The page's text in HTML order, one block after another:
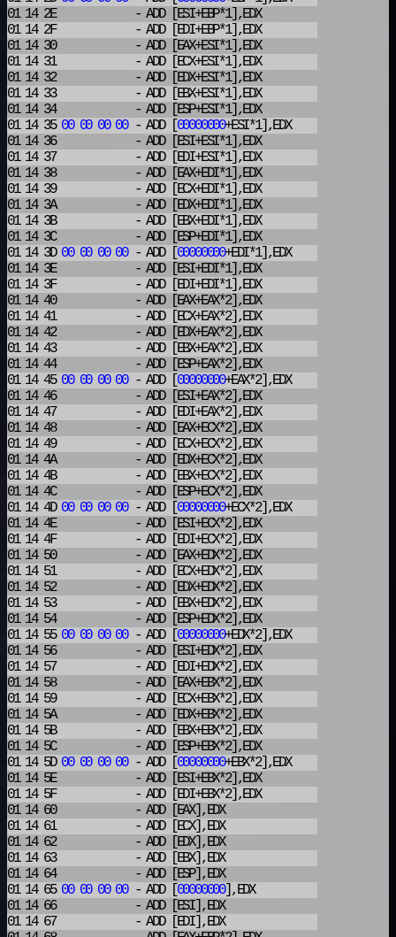
01 14 2E
- ADD[ESI+EBP*1],EDX
01 14 2F
- ADD[EDI+EBP*1],EDX
01 14 30
- ADD[EAX+ESI*1],EDX
01 14 31
- ADD[ECX+ESI*1],EDX
01 14 32
- ADD[EDX+ESI*1],EDX
01 14 33
- ADD[EBX+ESI*1],EDX
01 14 34
- ADD[ESP+ESI*1],EDX
01 14 35 00 00 00 00- ADD[ 00000000+ESI*1],EDX
01 14 36
- ADD[ESI+ESI*1],EDX
01 14 37
- ADD[EDI+ESI*1],EDX
01 14 38
- ADD[EAX+EDI*1],EDX
01 14 39
- ADD[ECX+EDI*1],EDX
01 14 3A
- ADD[EDX+EDI*1],EDX
01 14 3B
- ADD[EBX+EDI*1],EDX
01 14 3C
- ADD[ESP+EDI*1],EDX
01 14 3D 00 00 00 00- ADD[ 00000000+EDI*1],EDX
01 14 3E
- ADD[ESI+EDI*1],EDX
01 14 3F
- ADD[EDI+EDI*1],EDX
01 14 40
- ADD[EAX+EAX*2],EDX
01 14 41
- ADD[ECX+EAX*2],EDX
01 14 42
- ADD[EDX+EAX*2],EDX
01 14 43
- ADD[EBX+EAX*2],EDX
01 14 44
- ADD[ESP+EAX*2],EDX
01 14 45 00 00 00 00- ADD[ 00000000+EAX*2],EDX
01 14 46
- ADD[ESI+EAX*2],EDX
01 14 47
- ADD[EDI+EAX*2],EDX
01 14 48
- ADD[EAX+ECX*2],EDX
01 14 49
- ADD[ECX+ECX*2],EDX
01 14 4A
- ADD[EDX+ECX*2],EDX
01 14 4B
- ADD[EBX+ECX*2],EDX
01 14 4C
- ADD[ESP+ECX*2],EDX
01 14 4D 00 00 00 00- ADD[ 00000000+ECX*2],EDX
01 14 4E
- ADD[ESI+ECX*2],EDX
01 14 4F
- ADD[EDI+ECX*2],EDX
01 14 50
- ADD[EAX+EDX*2],EDX
01 14 51
- ADD[ECX+EDX*2],EDX
01 14 52
- ADD[EDX+EDX*2],EDX
01 14 53
- ADD[EBX+EDX*2],EDX
01 14 54
- ADD[ESP+EDX*2],EDX
01 14 55 00 00 00 00- ADD[ 00000000+EDX*2],EDX
01 14 56
- ADD[ESI+EDX*2],EDX
01 14 57
- ADD[EDI+EDX*2],EDX
01 14 58
- ADD[EAX+EBX*2],EDX
01 14 59
- ADD[ECX+EBX*2],EDX
01 14 5A
- ADD[EDX+EBX*2],EDX
01 14 5B
- ADD[EBX+EBX*2],EDX
01 14 5C
- ADD[ESP+EBX*2],EDX
01 14 5D 00 00 00 00- ADD[ 00000000+EBX*2],EDX
01 14 5E
- ADD[ESI+EBX*2],EDX
01 14 5F
- ADD[EDI+EBX*2],EDX
01 14 60
- ADD[EAX],EDX
01 14 61
- ADD[ECX],EDX
01 14 62
- ADD[EDX],EDX
01 14 63
- ADD[EBX],EDX
01 14 64
- ADD[ESP],EDX
01 14 65 00 00 00 00- ADD[ 00000000],EDX
01 14 66
- ADD[ESI],EDX
01 14 67
- ADD[EDI],EDX